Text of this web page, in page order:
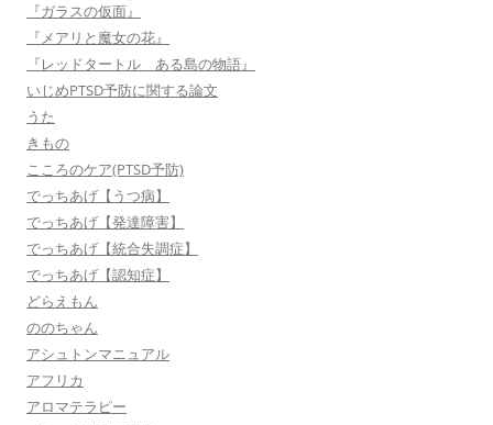
『ガラスの仮面』
『メアリと魔女の花』
『レッドタートル ある島の物語』
いじめPTSD予防に関する論文
うた
きもの
こころのケア(PTSD予防)
でっちあげ【うつ病】
でっちあげ【発達障害】
でっちあげ【統合失調症】
でっちあげ【認知症】
どらえもん
ののちゃん
アシュトンマニュアル
アフリカ
アロマテラピー